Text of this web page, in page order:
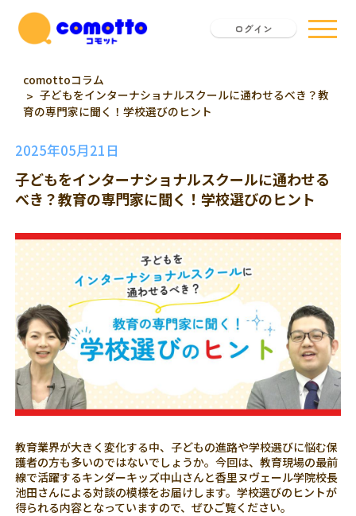
ログイン
comottoコラム
子どもをインターナショナルスクールに通わせるべき？教
育の専門家に聞く！学校選びのヒント
2025年05月21日
子どもをインターナショナルスクールに通わせる
べき？教育の専門家に聞く！学校選びのヒント
教育業界が大きく変化する中、子どもの進路や学校選びに悩む保
護者の方も多いのではないでしょうか。今回は、教育現場の最前
線で活躍するキンダーキッズ中山さんと香里ヌヴェール学院校長
池田さんによる対談の模様をお届けします。学校選びのヒントが
得られる内容となっていますので、ぜひご覧ください。